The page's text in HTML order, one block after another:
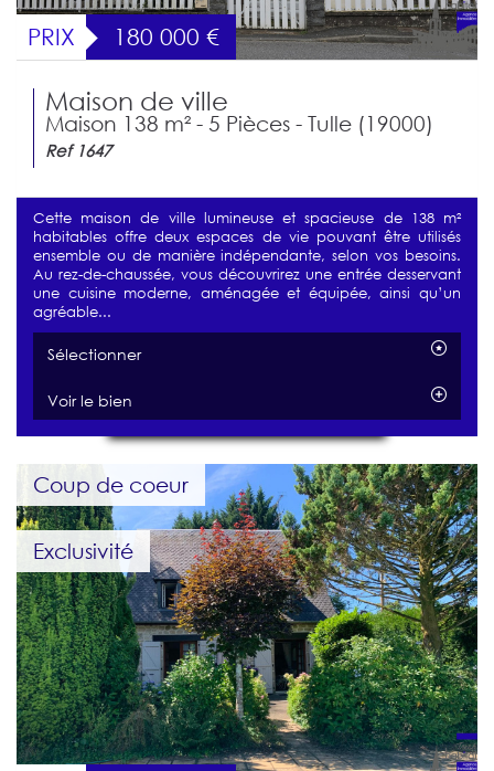
PRIX 180 000 €
Maison de ville
Maison 138 m² - 5 Pièces - Tulle (19000)
Ref 1647
Cette maison de ville lumineuse et spacieuse de 138 m²
habitables offre deux espaces de vie pouvant être utilisés
ensemble ou de manière indépendante, selon vos besoins.
Au rez-de-chaussée, vous découvrirez une entrée desservant
une cuisine moderne, aménagée et équipée, ainsi qu’un
agréable...
Sélectionner
Voir le bien
Exclusivité
Coup de coeur